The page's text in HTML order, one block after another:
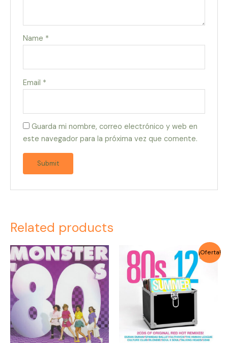
Name *
Email *
Guarda mi nombre, correo electrónico y web en
este navegador para la próxima vez que comente.
Related products
¡Oferta!
Original
price
was:
$4.000.
Current
price
$3.500.